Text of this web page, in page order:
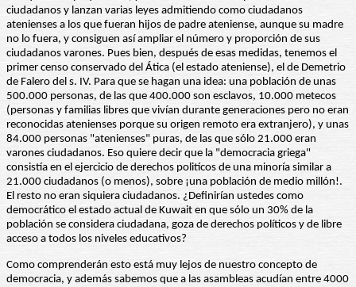
ciudadanos y lanzan varias leyes admitiendo como ciudadanos
atenienses a los que fueran hijos de padre ateniense, aunque su madre
no lo fuera, y consiguen así ampliar el número y proporción de sus
ciudadanos varones. Pues bien, después de esas medidas, tenemos el
primer censo conservado del Ática (el estado ateniense), el de Demetrio
de Falero del s. IV. Para que se hagan una idea: una población de unas
500.000 personas, de las que 400.000 son esclavos, 10.000 metecos
(personas y familias libres que vivían durante generaciones pero no eran
reconocidas atenienses porque su origen remoto era extranjero), y unas
84.000 personas "atenienses" puras, de las que sólo 21.000 eran
varones ciudadanos. Eso quiere decir que la "democracia griega"
consistía en el ejercicio de derechos politícos de una minoría similar a
21.000 ciudadanos (o menos), sobre ¡una población de medio millón!.
El resto no eran siquiera ciudadanos. ¿Definirían ustedes como
democrático el estado actual de Kuwait en que sólo un 30% de la
población se considera ciudadana, goza de derechos políticos y de libre
acceso a todos los niveles educativos?
Como comprenderán esto está muy lejos de nuestro concepto de
democracia, y además sabemos que a las asambleas acudían entre 4000